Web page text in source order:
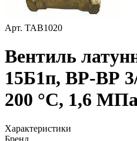
Арт. ТАВ1020
Вентиль
15Б1п, ВР-ВР
200 °С, 1,6
Характеристики
Бренд